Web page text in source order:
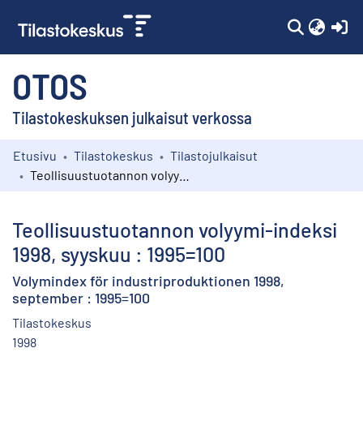
OTOS
Tilastokeskuksen julkaisut verkossa
Kokoelmat
Etusivu Tilastokeskus
Tilastojulkaisut
Teollisuustuotannon volyymi-indeksi
1998, syyskuu : 1995=100
Volymindex för industriproduktionen 1998,
september : 1995=100
Tilastokeskus
1998